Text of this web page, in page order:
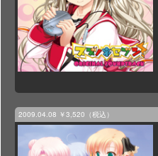
2009.04.08 ￥3,520（税込）